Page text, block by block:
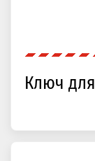
Ключ